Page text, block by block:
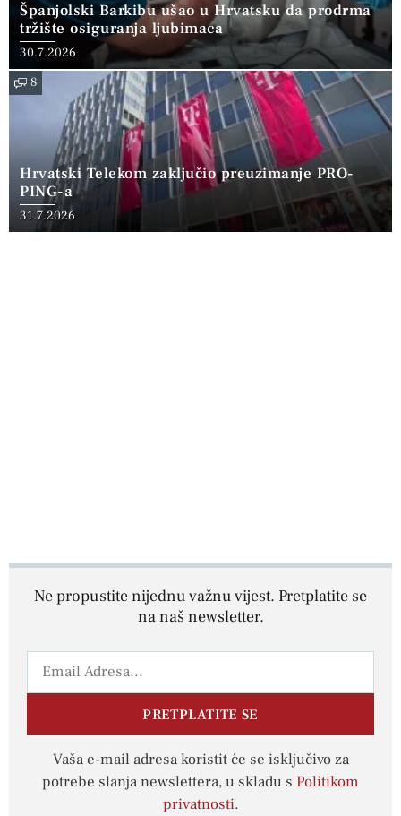
Španjolski Barkibu ušao u Hrvatsku da prodrma
tržište osiguranja ljubimaca
30.7.2026
8
Hrvatski Telekom zaključio preuzimanje PRO-
PING-a
31.7.2026
Ne propustite nijednu važnu vijest. Pretplatite se
na naš newsletter.
PRETPLATITE SE
Vaša e-mail adresa koristit će se isključivo za
potrebe slanja newslettera, u skladu s Politikom
privatnosti.